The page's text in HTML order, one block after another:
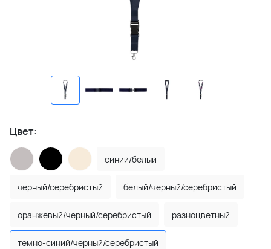
Цвет:
синий/белый
черный/серебристый белый/черный/серебристый
оранжевый/черный/серебристый разноцветный
темно-синий/черный/серебристый